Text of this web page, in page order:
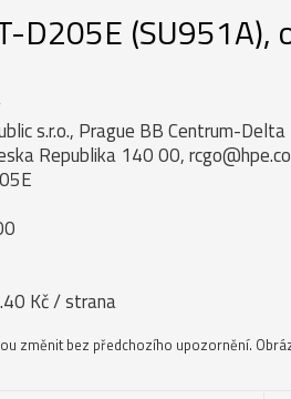
D205E
s.r.o., Prague BB Centrum-
Republika 140 00,
Kč / strana
změnit bez předchozího upozornění.